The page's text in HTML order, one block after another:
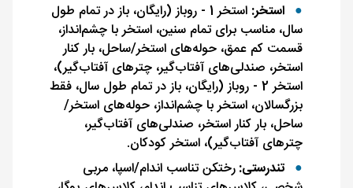
استخر:
استخر 1 - روباز (رایگان، باز در تمام طول
سال، مناسب برای تمام سنین، استخر با چشم‌انداز،
قسمت کم عمق، حوله‌های استخر/ساحل، بار کنار
استخر، صندلی‌های آفتاب‌گیر، چترهای آفتاب‌گیر)،
استخر 2 - روباز (رایگان، باز در تمام طول سال، فقط
بزرگسالان، استخر با چشم‌انداز، حوله‌های استخر/
ساحل، بار کنار استخر، صندلی‌های آفتاب‌گیر،
چترهای آفتاب‌گیر)، استخر کودکان.
تندرستی:رختکن تناسب اندام/اسپا، مربی